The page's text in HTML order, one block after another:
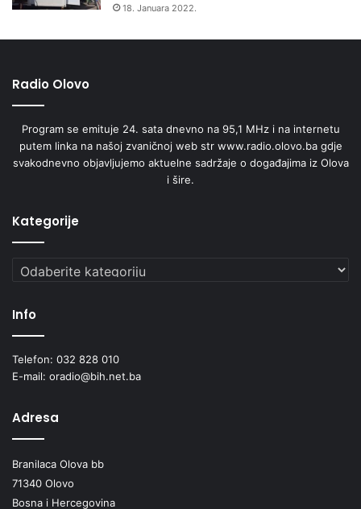
18. Januara 2022.
Radio Olovo
Program se emituje 24. sata dnevno na 95,1 MHz i na internetu
putem linka na našoj zvaničnoj web str www.radio.olovo.ba gdje
svakodnevno objavljujemo aktuelne sadržaje o događajima iz Olova
i šire.
Kategorije
Kategorije
Info
Telefon: 032 828 010
E-mail: oradio@bih.net.ba
Adresa
Branilaca Olova bb
71340 Olovo
Bosna i Hercegovina